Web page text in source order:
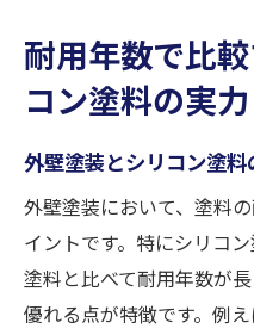
耐用年数で比
コン塗料の実力
外壁塗装とシリコン塗
外壁塗装において、塗料
イントです。特にシリコ
塗料と比べて耐用年数が
優れる点が特徴です。例